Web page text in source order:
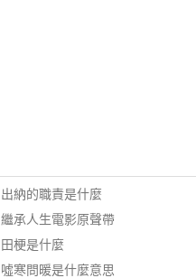
出納的職責是什麼
繼承人生電影原聲帶
田梗是什麼
噓寒問暖是什麼意思